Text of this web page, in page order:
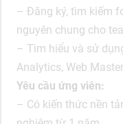
– Đăng ký, tìm kiếm
nguyên chung cho
– Tìm hiểu và sử
Analytics, Web
Yêu cầu ứng viên:
– Có kiến thức nền